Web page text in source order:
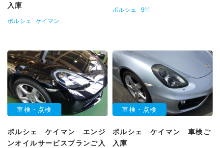
入庫
ポルシェ ケイマン
ポルシェ 911
車検・点検
ポルシェ ケイマン エンジ
ンオイルサービスプランご入
車検・点検
ポルシェ ケイマン 車検ご
入庫